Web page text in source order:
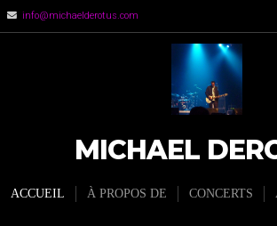
info@michaelderotus.com
MICHAEL
ACCUEIL À PROPOS DE CONCERTS